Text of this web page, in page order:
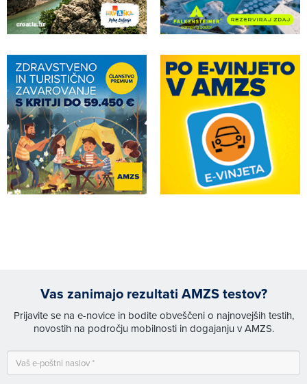
Vas zanimajo rezultati AMZS testov?
Prijavite se na e-novice in bodite obveščeni o najnovejših testih,
novostih na področju mobilnosti in dogajanju v AMZS.